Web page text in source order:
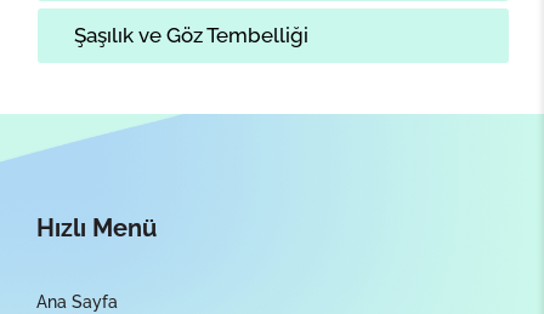
Şaşılık ve Göz Tembelliği
Hızlı Menü
Ana Sayfa